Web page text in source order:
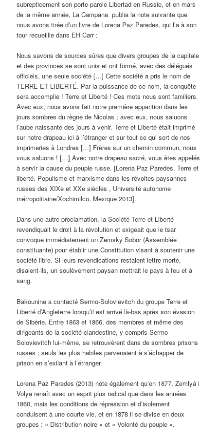
subrepticement son porte-parole Libertad en Russie, et en mars
de la même année, La Campana publia la note suivante que
nous avons tirée d’un livre de Lorena Paz Paredes, qui l’a à son
tour recueillie dans EH Carr :
Nous savons de sources sûres que divers groupes de la capitale
et des provinces se sont unis et ont formé, avec des délégués
officiels, une seule société […] Cette société a pris le nom de
TERRE ET LIBERTÉ. Par la puissance de ce nom, la conquête
sera accomplie ! Terre et Liberté ! Ces mots nous sont familiers.
Avec eux, nous avons fait notre première apparition dans les
jours sombres du règne de Nicolas ; avec eux, nous saluons
l’aube naissante des jours à venir. Terre et Liberté était imprimé
sur notre drapeau ici à l’étranger et sur tout ce qui sort de nos
imprimeries à Londres […] Frères sur un chemin commun, nous
vous saluons ! […] Avec notre drapeau sacré, vous êtes appelés
à servir la cause du peuple russe. [Lorena Paz Paredes. Terre et
liberté. Populisme et marxisme dans les révoltes paysannes
russes des XIXe et XXe siècles , Université autonome
métropolitaine/Xochimilco, Mexique 2013].
Dans une autre proclamation, la Société Terre et Liberté
revendiquait le droit à la révolution et exigeait que le tsar
convoque immédiatement un Zemsky Sobor (Assemblée
constituante) pour établir une Constitution visant à soutenir une
société libre. Si leurs revendications restaient lettre morte,
disaient-ils, un soulèvement paysan mettrait le pays à feu et à
sang.
Bakounine a contacté Sermo-Solovievitch du groupe Terre et
Liberté d’Angleterre lorsqu’il est arrivé là-bas après son évasion
de Sibérie. Entre 1863 et 1866, des membres et même des
dirigeants de la société clandestine, y compris Sermo-
Solovievitch lui-même, se retrouvèrent dans de sombres prisons
russes ; seuls les plus habiles parvenaient à s’échapper de
prison en s’exilant à l’étranger.
Lorena Paz Paredes (2013) note également qu’en 1877, Zemlyá i
Volya renaît avec un esprit plus radical que dans les années
1860, mais les conditions de répression et d’isolement
conduisent à une courte vie, et en 1878 il se divise en deux
groupes : « Distribution noire » et « Volonté du peuple ».